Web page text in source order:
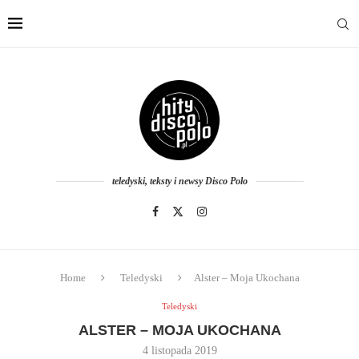
teledyski, teksty i newsy Disco Polo
Home Teledyski Alster – Moja Ukochana
Teledyski
ALSTER – MOJA UKOCHANA
4 listopada 2019